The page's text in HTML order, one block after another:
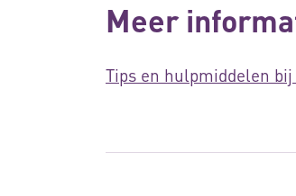
Meer
Tips en hulpmiddelen